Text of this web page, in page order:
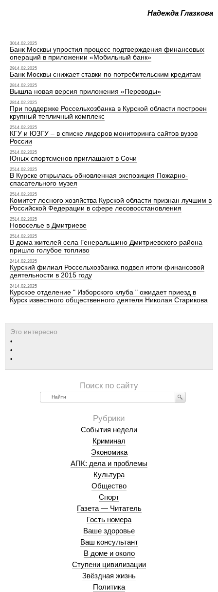
Надежда Глазкова
3014.02.2025
Банк Москвы упростил процесс подтверждения финансовых
операций в приложении «Мобильный банк»
2914.02.2025
Банк Москвы снижает ставки по потребительским кредитам
2814.02.2025
Вышла новая версия приложения «Переводы»
2814.02.2025
При поддержке Россельхозбанка в Курской области построен
крупный тепличный комплекс
2514.02.2025
КГУ и ЮЗГУ – в списке лидеров мониторинга сайтов вузов
России
2514.02.2025
Юных спортсменов приглашают в Сочи
2514.02.2025
В Курске открылась обновленная экспозиция Пожарно-
спасательного музея
2514.02.2025
Комитет лесного хозяйства Курской области признан лучшим в
Российской Федерации в сфере лесовосстановления
2514.02.2025
Новоселье в Дмитриеве
2514.02.2025
В дома жителей села Генеральшино Дмитриевского района
пришло голубое топливо
2414.02.2025
Курский филиал Россельхозбанка подвел итоги финансовой
деятельности в 2015 году
2414.02.2025
Курское отделение " Изборского клуба " ожидает приезд в
Курск известного общественного деятеля Николая Старикова
Найти
События недели
Криминал
Экономика
АПК: дела и проблемы
Культура
Общество
Спорт
Газета — Читатель
Гость номера
Ваше здоровье
Ваш консультант
В доме и около
Ступени цивилизации
Звёздная жизнь
Политика